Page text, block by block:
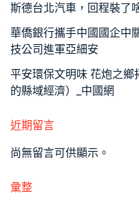
斯德台北汽車，回程裝了
華僑銀行攜手中國國企中
技公司進軍亞細安
平安環保文明味 花炮之
的縣域經濟）_中國網
近期留言
尚無留言可供顯示。
彙整